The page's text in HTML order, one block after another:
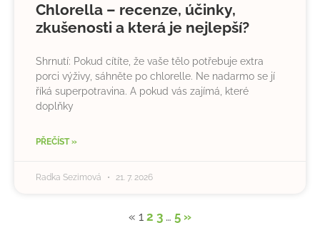
Chlorella – recenze, účinky,
zkušenosti a která je nejlepší?
Shrnutí: Pokud cítíte, že vaše tělo potřebuje extra
porci výživy, sáhněte po chlorelle. Ne nadarmo se jí
říká superpotravina. A pokud vás zajímá, které
doplňky
PŘEČÍST »
Radka Sezimová 21. 7. 2026
« 1 2 3 … 5 »